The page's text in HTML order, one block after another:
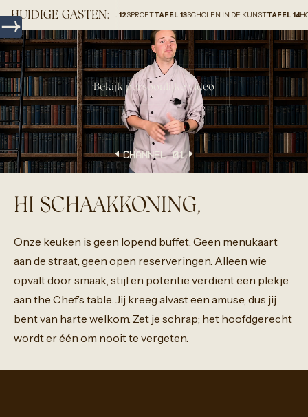
HUIDIGE GASTEN:
HOLLAND B.V.TAFEL 12 SPROET TAFEL 13SCHOLEN IN DE KUNST TAFEL 14HOMEUP
Bekijk persoonlijke video
CHANNEL 01
HI SCHAAKKONING,
Onze keuken is geen lopend buffet. Geen menukaart
aan de straat, geen open reserveringen. Alleen wie
opvaltdoorsmaak, stijl en potentie verdienteen plekje
aan the Chef’s table. Jij kreeg alvasteen amuse, dus jij
bentvan harte welkom. Zet je schrap; het hoofdgerecht
wordteréén om nooitte vergeten.